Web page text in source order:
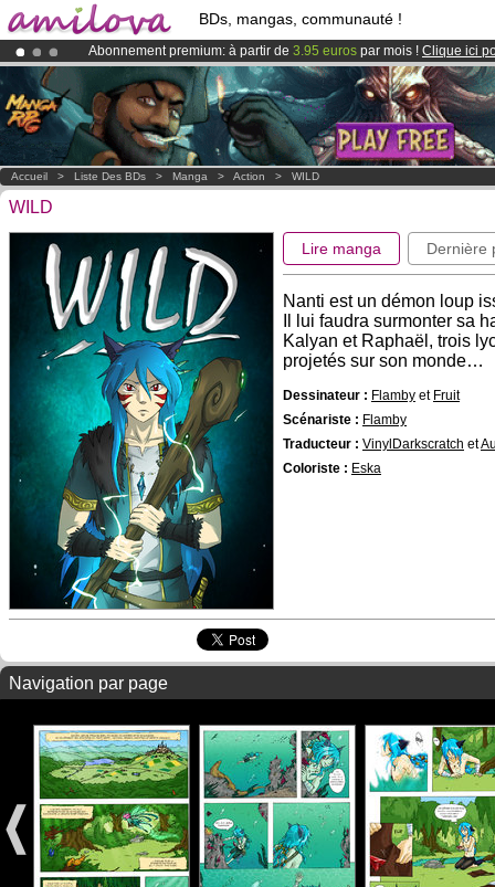
BDs, mangas, communauté !
Abonnement premium: à partir de 3.95 euros par mois ! Clique ici
Déjà 100000membreset 1000BDs & Mangas!
LeKickstarter Amilova est désormais lancé
Accueil > Liste Des BDs > Manga > Action > WILD
WILD
Lire manga Dernière
Nanti est un démon loup
Il lui faudra surmonter sa
Kalyan et Raphaël, trois
projetés sur son monde…
Dessinateur : Flamby et Fruit
Scénariste : Flamby
Traducteur : VinylDarkscratch et
Coloriste : Eska
Navigation par page